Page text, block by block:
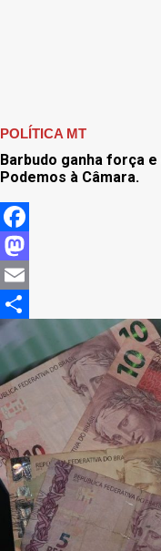
POLÍTICA MT
Barbudo ganha força
Podemos à Câmara.
Facebook
Mastodon
Email
Share